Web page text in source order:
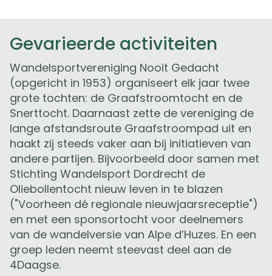
Gevarieerde activiteiten
Wandelsportvereniging Nooit Gedacht
(opgericht in 1953) organiseert elk jaar twee
grote tochten: de Graafstroomtocht en de
Snerttocht. Daarnaast zette de vereniging de
lange afstandsroute Graafstroompad uit en
haakt zij steeds vaker aan bij initiatieven van
andere partijen. Bijvoorbeeld door samen met
Stichting Wandelsport Dordrecht de
Oliebollentocht nieuw leven in te blazen
("Voorheen dé regionale nieuwjaarsreceptie")
en met een sponsortocht voor deelnemers
van de wandelversie van Alpe d’Huzes. En een
groep leden neemt steevast deel aan de
4Daagse.